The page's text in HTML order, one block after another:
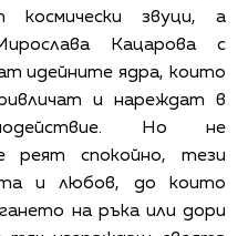
звуци, а
Кацарова с
идейните ядра, които
и нареждат в
Но не
реят спокойно, тези
и любов, до които
на ръка или дори